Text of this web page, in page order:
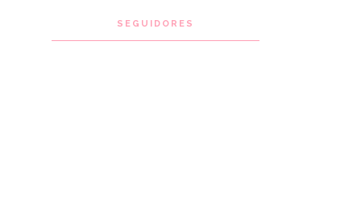
SEGUIDORES